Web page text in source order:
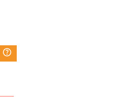
question_mark_circle